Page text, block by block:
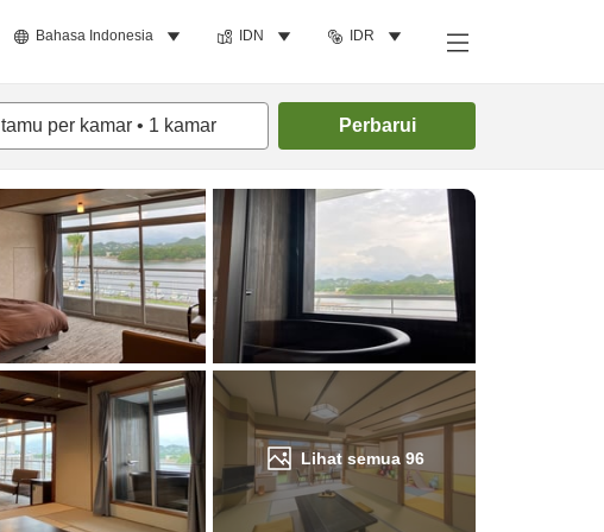
Bahasa Indonesia IDN IDR
tamu per kamar • 1 kamar Perbarui
Lihat semua 96
Cari kamar